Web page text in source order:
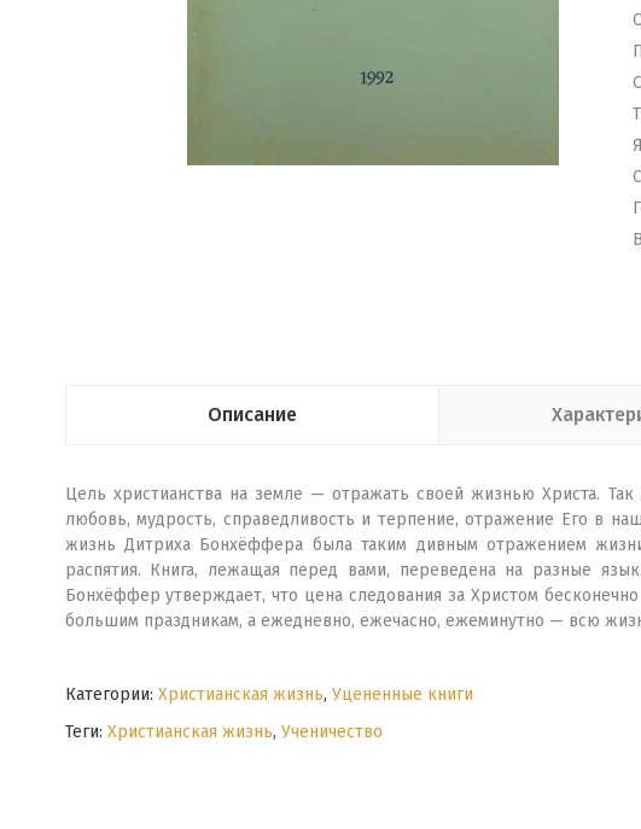
Описание
Цель христианства на земле — отражать своей жизнью Христа.
любовь, мудрость, справедливость и терпение, отражение Его в
жизнь Дитриха Бонхёффера была таким дивным отражением
распятия. Книга, лежащая перед вами, переведена на разные
Бонхёффер утверждает, что цена следования за Христом
большим праздникам, а ежедневно, ежечасно, ежеминутно — всю
Категории: Христианская жизнь, Уцененные книги
Теги: Христианская жизнь, Ученичество